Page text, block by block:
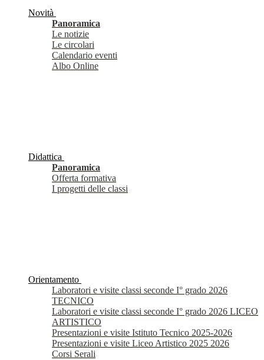
Novità
Panoramica
Le notizie
Le circolari
Calendario eventi
Albo Online
Didattica
Panoramica
Offerta formativa
I progetti delle classi
Orientamento
Laboratori e visite classi seconde I° grado 2026
TECNICO
Laboratori e visite classi seconde I° grado 2026 LICEO
ARTISTICO
Presentazioni e visite Istituto Tecnico 2025-2026
Presentazioni e visite Liceo Artistico 2025 2026
Corsi Serali